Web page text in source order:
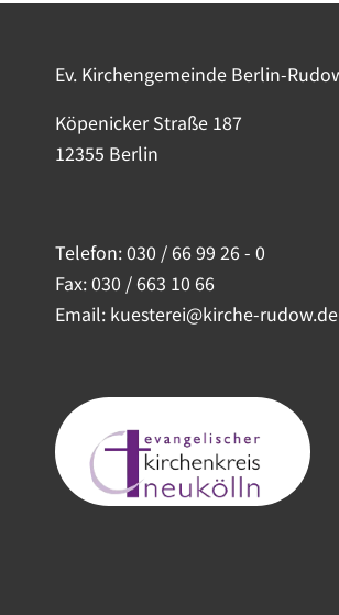
Ev. Kirchengemeinde Berlin-
Köpenicker Straße 187
12355 Berlin
Telefon:030 / 66 99 26 - 0
Fax: 030 / 663 10 66
Email: kuesterei@kirche-rudow.de